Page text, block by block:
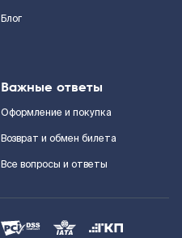
Блог
Важные ответы
Оформление и покупка
Возврат и обмен билета
Все вопросы и ответы